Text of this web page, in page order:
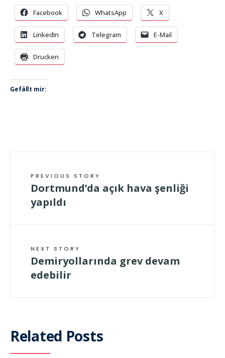
Facebook WhatsApp X
LinkedIn Telegram E-Mail
Drucken
Gefällt mir:
PREVIOUS STORY
Dortmund’da açık hava şenliği
yapıldı
NEXT STORY
Demiryollarında grev devam
edebilir
Related Posts